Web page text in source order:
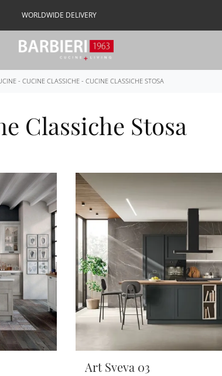
WORLDWIDE DELIVERY
- CUCINE CLASSICHE- CUCINE CLASSICHE STOSA
Classiche Stosa
Art Sveva 03